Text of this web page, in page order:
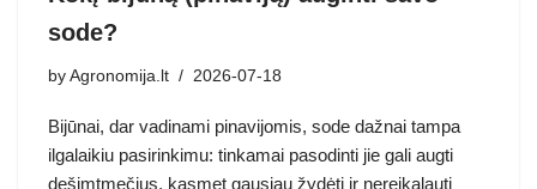
sode?
by Agronomija.lt 2026-07-18
Bijūnai, dar vadinami pinavijomis, sode dažnai tampa
ilgalaikiu pasirinkimu: tinkamai pasodinti jie gali augti
dešimtmečius, kasmet gausiau žydėti ir nereikalauti